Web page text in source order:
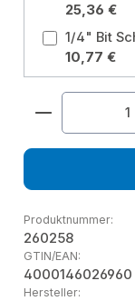
25,36 €
10,77 €
Produkt
Produktnummer:
260258
GTIN/EAN:
4000146026960
Hersteller: